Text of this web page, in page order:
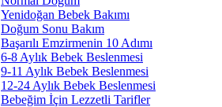
Yenidoğan Bebek Bakımı
Doğum Sonu Bakım
Başarılı Emzirmenin 10 Adımı
6-8 Aylık Bebek Beslenmesi
9-11 Aylık Bebek Beslenmesi
12-24 Aylık Bebek Beslenmesi
Bebeğim İçin Lezzetli Tarifler